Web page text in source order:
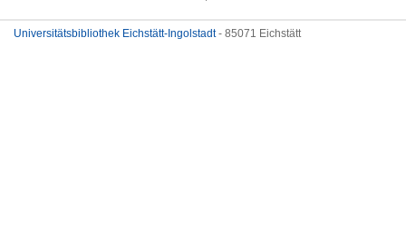
Universitätsbibliothek Eichstätt-Ingolstadt- 85071 Eichstätt